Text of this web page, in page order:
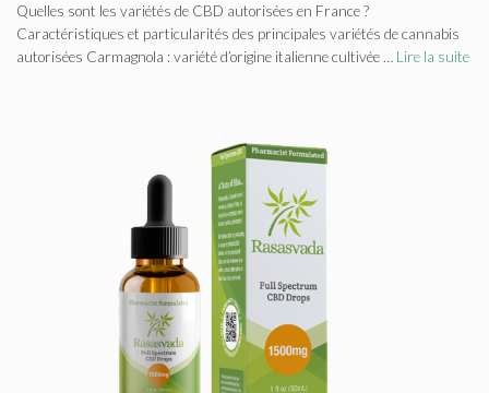
Quelles sont les variétés de CBD autorisées en France ?
Caractéristiques et particularités des principales variétés de cannabis
autorisées Carmagnola : variété d’origine italienne cultivée … Lire la suite